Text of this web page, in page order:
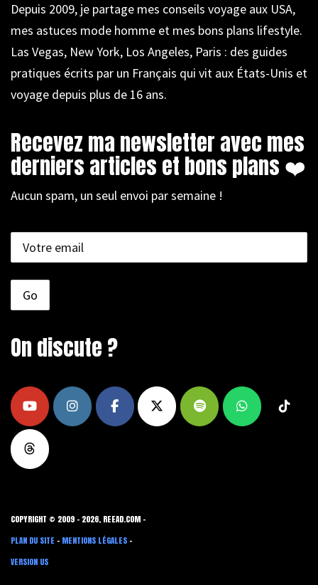
Depuis 2009, je partage mes conseils voyage aux USA,
mes astuces mode homme et mes bons plans lifestyle.
Las Vegas, New York, Los Angeles, Paris : des guides
pratiques écrits par un Français qui vit aux États-Unis et
voyage depuis plus de 16 ans.
Recevez ma newsletter avec mes
derniers articles et bons plans ❤️
Aucun spam, un seul envoi par semaine !
On discute ?
COPYRIGHT © 2009 - 2026, REEAD.COM -
PLAN DU SITE - MENTIONS LÉGALES -
VERSION US